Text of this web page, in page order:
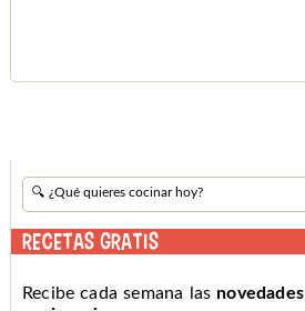
RECETAS GRATIS
Recibe cada semana las novedades